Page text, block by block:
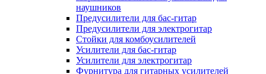
наушников
Предусилители для бас-гитар
Предусилители для электрогитар
Стойки для комбоусилителей
Усилители для бас-гитар
Усилители для электрогитар
Фурнитура для гитарных усилителей